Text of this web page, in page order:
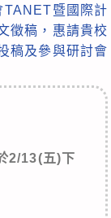
TANET暨國際計
徵稿，惠請貴校
稿及參與研討會
2/13(五)下